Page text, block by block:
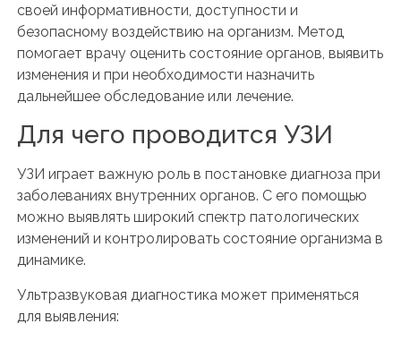
своей информативности, доступности и
безопасному воздействию на организм. Метод
помогает врачу оценить состояние органов, выявить
изменения и при необходимости назначить
дальнейшее обследование или лечение.
Для чего проводится УЗИ
УЗИ играет важную роль в постановке диагноза при
заболеваниях внутренних органов. С его помощью
можно выявлять широкий спектр патологических
изменений и контролировать состояние организма в
динамике.
Ультразвуковая диагностика может применяться
для выявления: